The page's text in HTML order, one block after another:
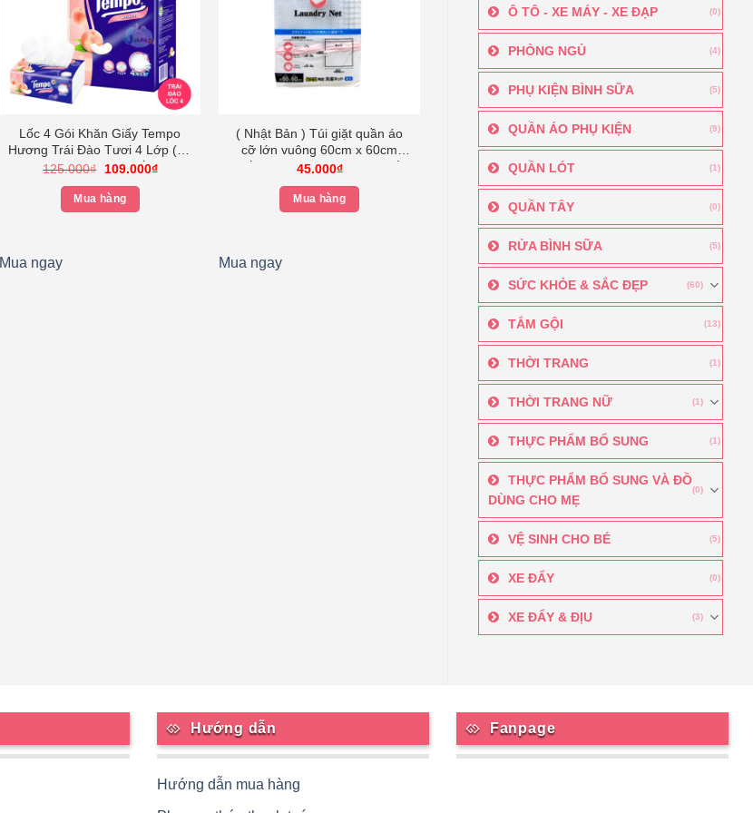
Ô TÔ - XE MÁY - XE ĐẠP (0)
PHÒNG NGỦ (4)
PHỤ KIỆN BÌNH SỮA (5)
QUẦN ÁO PHỤ KIỆN (9)
QUẦN LÓT (1)
QUẦN TÂY (0)
RỬA BÌNH SỮA (5)
SỨC KHỎE & SẮC ĐẸP (60)
TẮM GỘI (13)
THỜI TRANG (1)
THỜI TRANG NỮ (1)
THỰC PHẨM BỔ SUNG (1)
THỰC PHẨM BỔ SUNG VÀ ĐỒ
DÙNG CHO MẸ
(0)
VỆ SINH CHO BÉ (5)
XE ĐẨY (0)
XE ĐẨY & ĐỊU (3)
Lốc 4 Gói Khăn Giấy Tempo
Hương Trái Đào Tươi 4 Lớp (90
Tờ/ 1 Gói) Khăn Giấy rút
125.000₫
Giá
là:
125.000₫.
109.000₫Giá
Mua hàng
Mua ngay
( Nhật Bản ) Túi giặt quần áo
cỡ lớn vuông 60cm x 60cm
chất liệu polyester hàng chuẩn
45.000₫
Mua hàng
Mua ngay
Hướng dẫn
Hướng dẫn mua hàng
Fanpage